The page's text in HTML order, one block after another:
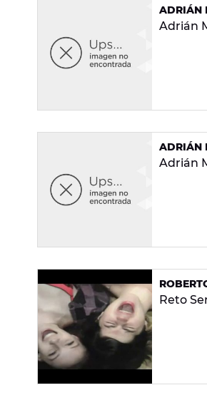
ADRIÁN
Adrián
ADRIÁN
Adrián
Reto